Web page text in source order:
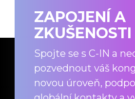
ZAPOJENÍ A
ZKUŠENOSTI
Spojte se s C-IN a
pozvednout váš
novou úroveň,